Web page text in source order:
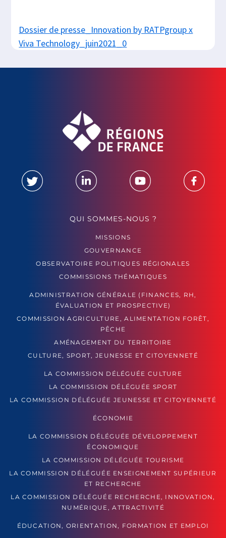
Dossier de presse_Innovation by RATPgroup x
Viva Technology_juin2021_0
QUI SOMMES-NOUS ?
MISSIONS
GOUVERNANCE
OBSERVATOIRE POLITIQUES RÉGIONALES
COMMISSIONS THÉMATIQUES
ADMINISTRATION GÉNÉRALE (FINANCES, RH,
ÉVALUATION ET PROSPECTIVE)
COMMISSION AGRICULTURE, ALIMENTATION FORÊT,
PÊCHE
AMÉNAGEMENT DU TERRITOIRE
CULTURE, SPORT, JEUNESSE ET CITOYENNETÉ
LA COMMISSION DÉLÉGUÉE CULTURE
LA COMMISSION DÉLÉGUÉE SPORT
LA COMMISSION DÉLÉGUÉE JEUNESSE ET CITOYENNETÉ
ÉCONOMIE
LA COMMISSION DÉLÉGUÉE DÉVELOPPEMENT
ÉCONOMIQUE
LA COMMISSION DÉLÉGUÉE TOURISME
LA COMMISSION DÉLÉGUÉE ENSEIGNEMENT SUPÉRIEUR
ET RECHERCHE
LA COMMISSION DÉLÉGUÉE RECHERCHE, INNOVATION,
NUMÉRIQUE, ATTRACTIVITÉ
ÉDUCATION, ORIENTATION, FORMATION ET EMPLOI